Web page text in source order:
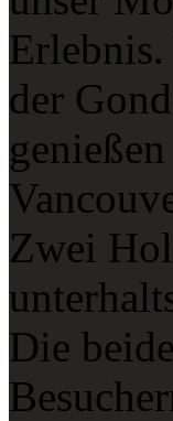
Erlebnis.
der
Zwei
Die